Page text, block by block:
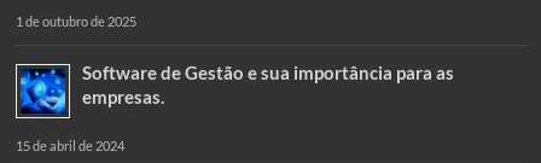
1 de outubro de 2025
Software de Gestão e sua importância para as
empresas.
15 de abril de 2024